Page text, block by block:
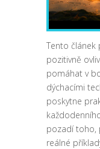
Tento článek
pozitivně
pomáhat v
dýchacími
poskytne
pozadí toho,
reálné